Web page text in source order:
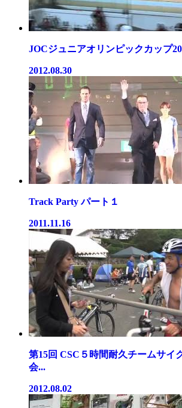
JOCジュニアオリンピックカップ
2012.08.30
Track Party パート１
2011.11.16
第15回 CSC５時間耐久チームサイ
会...
2012.08.02